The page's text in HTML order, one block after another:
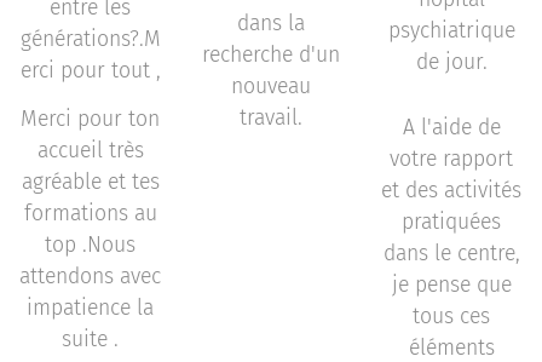
entre les
générations?.M
erci pour tout ,
Merci pour ton
accueil très
agréable et tes
formations au
top .Nous
attendons avec
impatience la
suite .
dans la
recherche d'un
nouveau
travail.
psychiatrique
de jour.
A l'aide de
votre rapport
et des activités
pratiquées
dans le centre,
je pense que
tous ces
éléments